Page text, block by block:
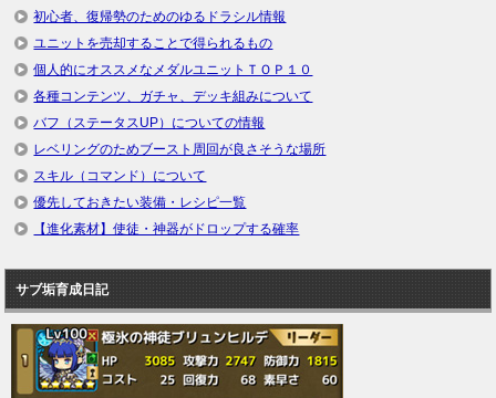
初心者、復帰勢のためのゆるドラシル情報
ユニットを売却することで得られるもの
個人的にオススメなメダルユニットＴＯＰ１０
各種コンテンツ、ガチャ、デッキ組みについて
バフ（ステータスUP）についての情報
レベリングのためブースト周回が良さそうな場所
スキル（コマンド）について
優先しておきたい装備・レシピ一覧
【進化素材】使徒・神器がドロップする確率
サブ垢育成日記